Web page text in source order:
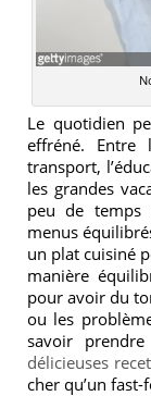
Le quotidien
effréné.
transport,
les grandes
peu de temps
menus
un plat cuisiné
manière
pour avoir du
ou les
savoir
délicieuses
cher qu’un